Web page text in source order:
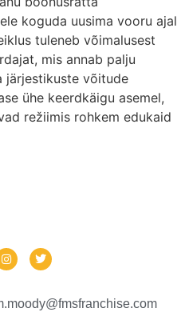
koguda uusima vooru ajal
tuleneb võimalusest
mis annab palju
järjestikuste võitude
ühe keerdkäigu asemel,
režiimis rohkem edukaid